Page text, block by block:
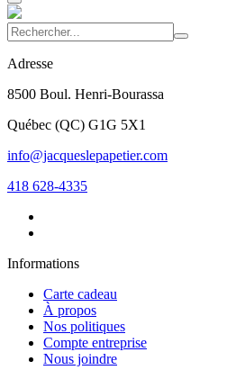
Adresse
8500 Boul. Henri-Bourassa
Québec (QC) G1G 5X1
info@jacqueslepapetier.com
418 628-4335
Informations
Carte cadeau
À propos
Nos politiques
Compte entreprise
Nous joindre